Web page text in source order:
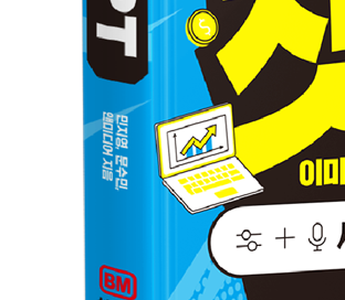
간판 생성하기
를 이용하여 홍보물 생성하기
두기·프롬프트로 이미지 속 문구 수정하기
리책이 필요없는 레시피 만들기
맞춤형 레시피 활용법
형식의 레시피 생성하기
두기·음식 사진만으로 레시피 알아내기